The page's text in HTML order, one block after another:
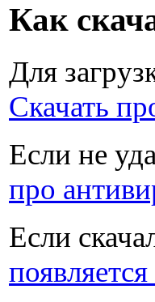
Как
Для
Скачать
Если не
про
Если